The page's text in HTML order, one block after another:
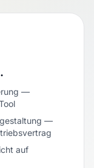
—
—
auf